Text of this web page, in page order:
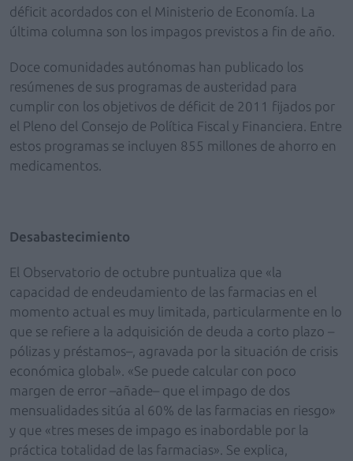
déficit acordados con el Ministerio de Economía. La
última columna son los impagos previstos a fin de año.
Doce comunidades autónomas han publicado los
resúmenes de sus programas de austeridad para
cumplir con los objetivos de déficit de 2011 fijados por
el Pleno del Consejo de Política Fiscal y Financiera. Entre
estos programas se incluyen 855 millones de ahorro en
medicamentos.
Desabastecimiento
El Observatorio de octubre puntualiza que «la
capacidad de endeudamiento de las farmacias en el
momento actual es muy limitada, particularmente en lo
que se refiere a la adquisición de deuda a corto plazo –
pólizas y préstamos–, agravada por la situación de crisis
económica global». «Se puede calcular con poco
margen de error –añade– que el impago de dos
mensualidades sitúa al 60% de las farmacias en riesgo»
y que «tres meses de impago es inabordable por la
práctica totalidad de las farmacias». Se explica,